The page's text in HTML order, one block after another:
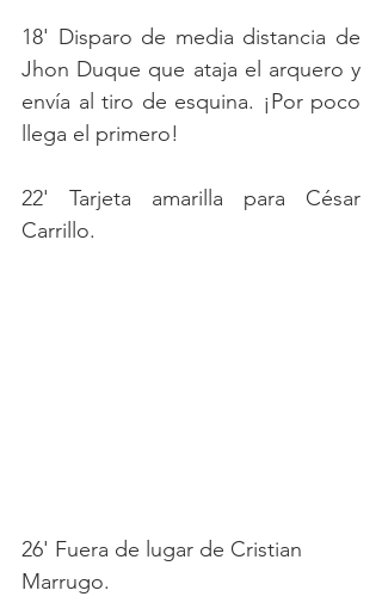
18' Disparo de media distancia de
Jhon Duque que ataja el arquero y
envía al tiro de esquina. ¡Por poco
llega el primero!
22' Tarjeta amarilla para César
Carrillo.
26' Fuera de lugar de Cristian
Marrugo.